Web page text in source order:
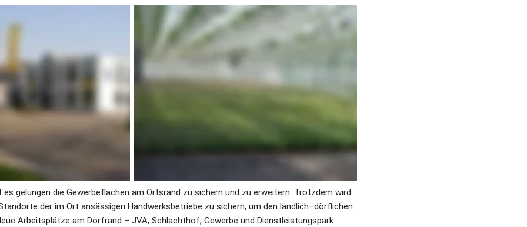
es gelungen die Gewerbeflächen am Ortsrand zu sichern und zu erweitern. Trotzdem wird
der im Ort ansässigen Handwerksbetriebe zu sichern, um den ländlich–dörflichen
Arbeitsplätze am Dorfrand – JVA, Schlachthof, Gewerbe und Dienstleistungspark